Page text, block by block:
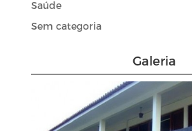
Saúde
Sem categoria
Galeria